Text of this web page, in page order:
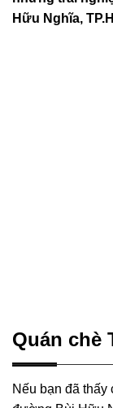
Hữu Nghĩa,
Quán chè
Nếu bạn đã thấy